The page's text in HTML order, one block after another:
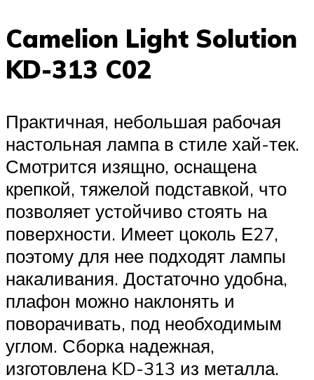
Camelion Light Solution
KD-313 C02
Практичная, небольшая рабочая
настольная лампа в стиле хай-тек.
Смотрится изящно, оснащена
крепкой, тяжелой подставкой, что
позволяет устойчиво стоять на
поверхности. Имеет цоколь Е27,
поэтому для нее подходят лампы
накаливания. Достаточно удобна,
плафон можно наклонять и
поворачивать, под необходимым
углом. Сборка надежная,
изготовлена KD-313 из металла.